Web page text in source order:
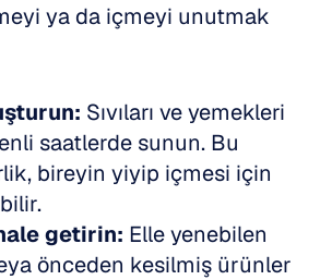
ya da içmeyi unutmak
Sıvıları ve yemekleri
saatlerde sunun. Bu
bireyin yiyip içmesi için
getirin: Elle yenebilen
önceden kesilmiş ürünler